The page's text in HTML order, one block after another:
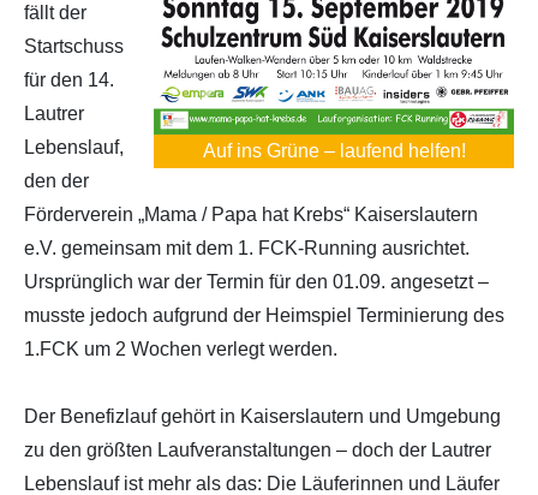
Auf ins Grüne – laufend helfen!
fällt der
Startschuss
für den 14.
Lautrer
Lebenslauf,
den der
Förderverein „Mama / Papa hat Krebs“ Kaiserslautern
e.V. gemeinsam mit dem 1. FCK-Running ausrichtet.
Ursprünglich war der Termin für den 01.09. angesetzt –
musste jedoch aufgrund der Heimspiel Terminierung des
1.FCK um 2 Wochen verlegt werden.
Der Benefizlauf gehört in Kaiserslautern und Umgebung
zu den größten Laufveranstaltungen – doch der Lautrer
Lebenslauf ist mehr als das: Die Läuferinnen und Läufer